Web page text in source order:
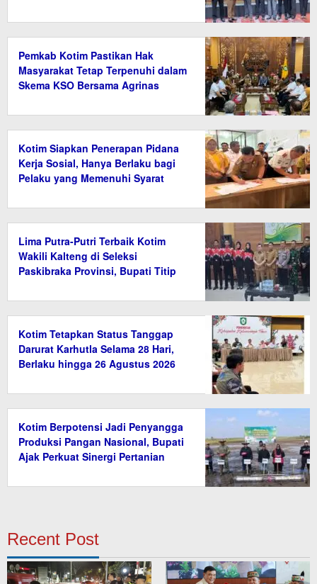
Pemkab Kotim Pastikan Hak
Masyarakat Tetap Terpenuhi dalam
Skema KSO Bersama Agrinas
Kotim Siapkan Penerapan Pidana
Kerja Sosial, Hanya Berlaku bagi
Pelaku yang Memenuhi Syarat
Lima Putra-Putri Terbaik Kotim
Wakili Kalteng di Seleksi
Paskibraka Provinsi, Bupati Titip
Kotim Tetapkan Status Tanggap
Darurat Karhutla Selama 28 Hari,
Berlaku hingga 26 Agustus 2026
Kotim Berpotensi Jadi Penyangga
Produksi Pangan Nasional, Bupati
Ajak Perkuat Sinergi Pertanian
Recent Post